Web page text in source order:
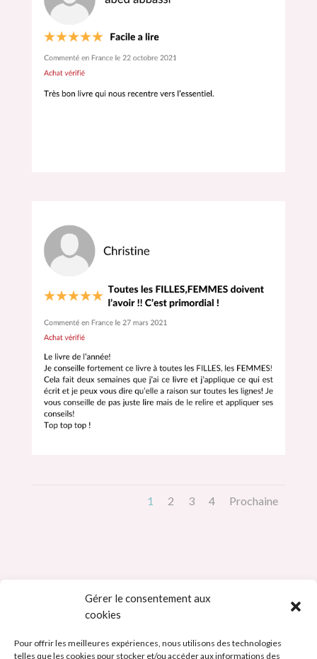
Gérer le consentement aux
cookies
Pour offrir les meilleures expériences, nous utilisons des technologies
telles que les cookies pour stocker et/ou accéder aux informations des
1 2 3 4 Prochaine